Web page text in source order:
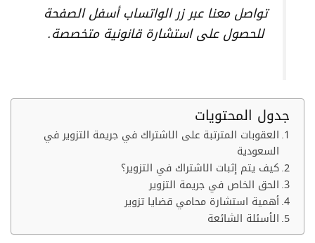
تواصل معنا عبر زر الواتساب أسفل الصفحة
للحصول على استشارة قانونية متخصصة.
جدول المحتويات
العقوبات المترتبة على الاشتراك في جريمة التزوير في
السعودية
كيف يتم إثبات الاشتراك في التزوير؟
الحق الخاص في جريمة التزوير
أهمية استشارة محامي قضايا تزوير
الأسئلة الشائعة